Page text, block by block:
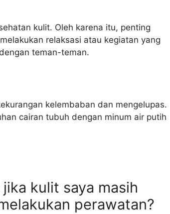
kulit. Oleh karena itu, penting
relaksasi atau kegiatan yang
teman-teman.
kelembaban dan mengelupas.
cairan tubuh dengan minum air putih
kulit saya masih
perawatan?